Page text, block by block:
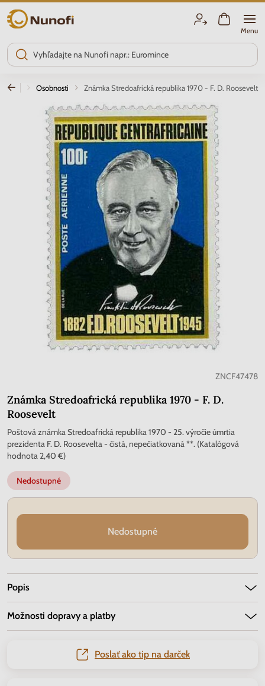
Nunofi.sk
Menu
Osobnosti Známka Stredoafrická republika 1970 - F. D. Roosevelt
ZNCF47478
Známka Stredoafrická republika 1970 - F. D.
Roosevelt
Poštová známka Stredoafrická republika 1970 - 25. výročie úmrtia
prezidenta F. D. Roosevelta - čistá, nepečiatkovaná **. (Katalógová
hodnota 2,40 €)
Nedostupné
Nedostupné
Popis
Možnosti dopravy a platby
Poslať ako tip na darček